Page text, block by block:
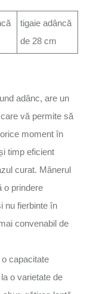
tigaie adâncă
de 28 cm
adânc, are un
vă permite să
moment în
timp eficient
curat. Mânerul
o prindere
nu fierbinte în
convenabil de
capacitate
o varietate de